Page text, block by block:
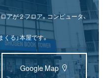
アが２フロア。コンピュータ、
る」本屋です。
Google Map